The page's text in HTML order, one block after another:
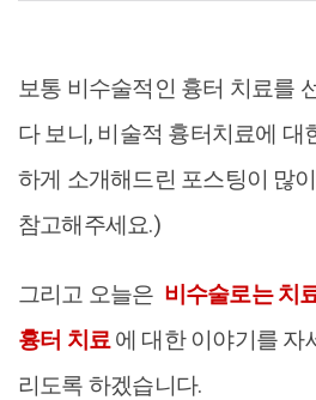
보통 비수술적인 흉터 치료를
다 보니, 비술적 흉터치료에 대
하게 소개해드린 포스팅이 많
참고해주세요.)
그리고 오늘은 비수술로는 치
흉터 치료 에 대한 이야기를 자
리도록 하겠습니다.